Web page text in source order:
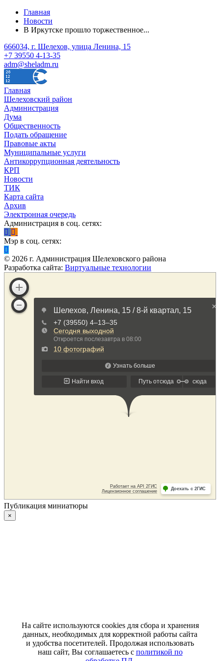
Главная
Новости
В Иркутске прошло торжественное...
666034, г. Шелехов, улица Ленина, 15
+7 39550 4-13-35
adm@sheladm.ru
Главная
Шелеховский район
Администрация
Дума
Общественность
Подать обращение
Правовые акты
Муниципальные услуги
Антикоррупционная деятельность
КРП
Новости
ТИК
Карта сайта
Архив
Электронная очередь
Администрация в соц. сетях:
Мэр в соц. сетях:
© 2026 г. Администрация Шелеховского района
Разработка сайта: Виртуальные технологии
Публикация миниатюры
×
На сайте используются cookies для сбора и хранения
данных, необходимых для корректной работы сайта
и удобства посетителей. Продолжая использовать
наш сайт, Вы соглашаетесь с политикой по